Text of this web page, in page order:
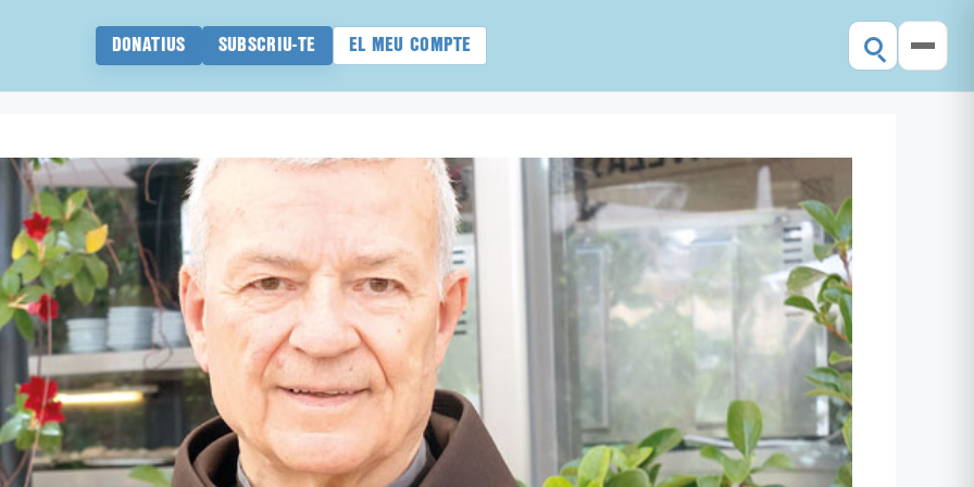
DONATIUS SUBSCRIU-TE EL MEU COMPTE